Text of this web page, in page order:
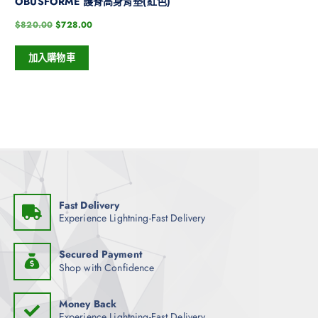
$820.00 $728.00
加入購物車
Fast Delivery
Experience Lightning-Fast Delivery
Secured Payment
Shop with Confidence
Money Back